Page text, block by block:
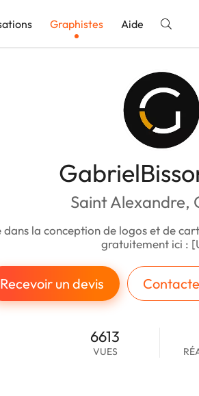
Graphistes Aide
Saint Alexandre,
dans la conception de logos et de
gratuitement ici :
Recevoir un devis
6613
VUES